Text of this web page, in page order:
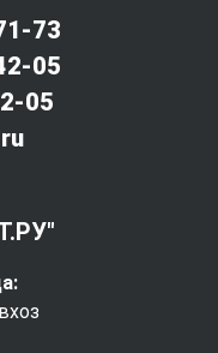
73
05
05